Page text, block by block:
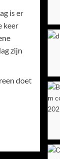
is er
keer
zijn
doet